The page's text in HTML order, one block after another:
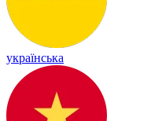
українська